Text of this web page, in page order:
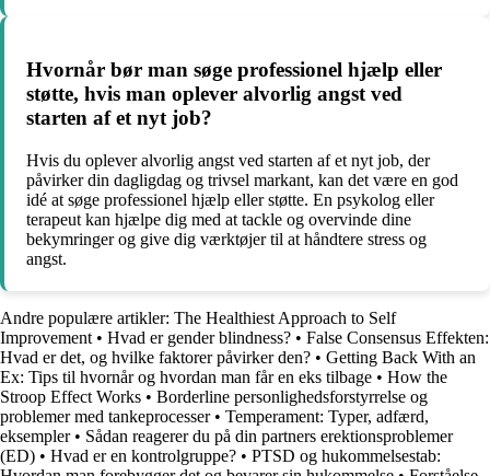
Hvornår bør man søge professionel hjælp eller
støtte, hvis man oplever alvorlig angst ved
starten af et nyt job?
Hvis du oplever alvorlig angst ved starten af et nyt job, der
påvirker din dagligdag og trivsel markant, kan det være en god
idé at søge professionel hjælp eller støtte. En psykolog eller
terapeut kan hjælpe dig med at tackle og overvinde dine
bekymringer og give dig værktøjer til at håndtere stress og
angst.
Andre populære artikler: The Healthiest Approach to Self
Improvement • Hvad er gender blindness? • False Consensus Effekten:
Hvad er det, og hvilke faktorer påvirker den? • Getting Back With an
Ex: Tips til hvornår og hvordan man får en eks tilbage • How the
Stroop Effect Works • Borderline personlighedsforstyrrelse og
problemer med tankeprocesser• Temperament: Typer, adfærd,
eksempler• Sådan reagerer du på din partners erektionsproblemer
(ED) • Hvad er en kontrolgruppe? • PTSD og hukommelsestab: